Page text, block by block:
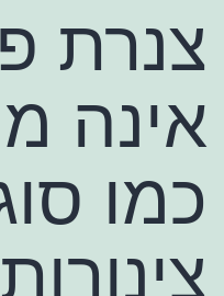
צנרת
אינה
כמו